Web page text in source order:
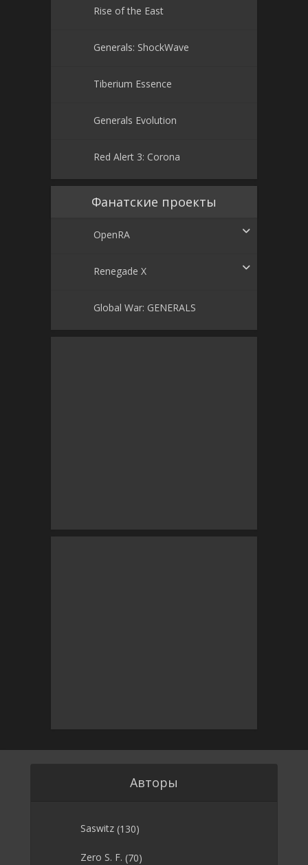
Rise of the East
Generals: ShockWave
Tiberium Essence
Generals Evolution
Red Alert 3: Corona
Фанатские проекты
OpenRA
Renegade X
Global War: GENERALS
Авторы
Saswitz (130)
Zero S. F. (70)